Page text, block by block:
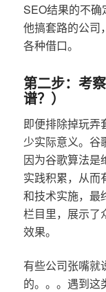
SEO结果的不
他搞套路的公司
各种借口。
第二步：考
谱？）
即便排除掉玩弄
少实际意义。谷
因为谷歌算法是
实践积累，从而
和技术实施，最
栏目里，展示了
效果。
有些公司张嘴就
的。。。遇到这